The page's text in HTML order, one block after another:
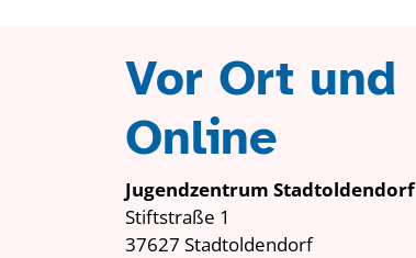
Vor Ort und
Online
Jugendzentrum Stadtoldendorf
Stiftstraße 1
37627 Stadtoldendorf